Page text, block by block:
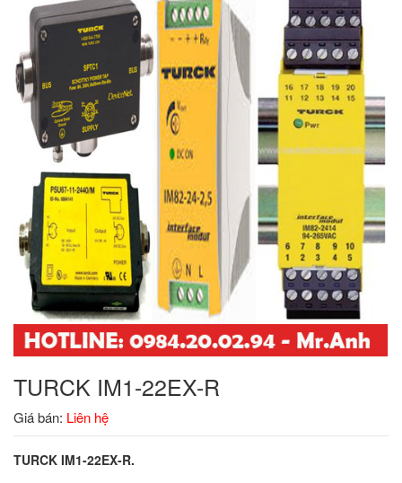
TURCK IM1-22EX-R
Giá bán: Liên hệ
TURCK IM1-22EX-R.